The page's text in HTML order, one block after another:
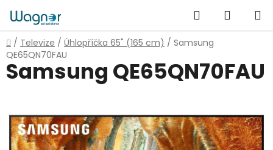
na
obsah
Hledat
KOŠÍK
Domů
/ Televize / Úhlopříčka 65" (165 cm) / Samsung
QE65QN70FAU
Samsung QE65QN70FAU